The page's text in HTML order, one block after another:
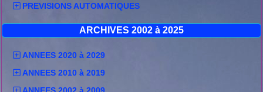
PREVISIONS AUTOMATIQUES
ARCHIVES 2002 à 2025
ANNEES 2020 à 2029
ANNEES 2010 à 2019
ANNEES 2002 à 2009